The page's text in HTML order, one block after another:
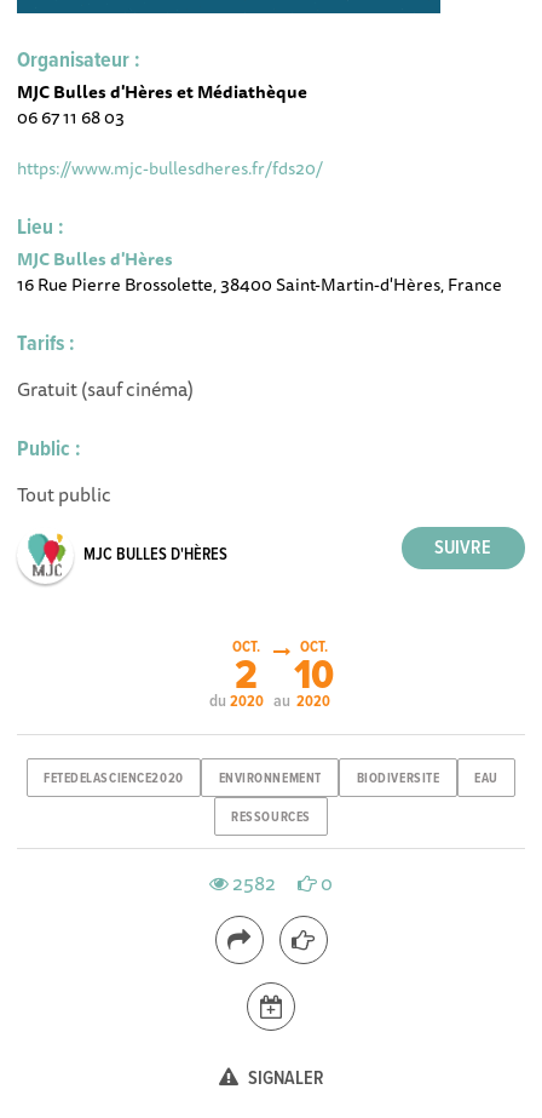
Organisateur :
MJC Bulles d'Hères et Médiathèque
06 67 11 68 03
https://www.mjc-bullesdheres.fr/fds20/
Lieu :
MJC Bulles d'Hères
16 Rue Pierre Brossolette, 38400 Saint-Martin-d'Hères, France
Tarifs :
Gratuit (sauf cinéma)
Public :
Tout public
MJC BULLES D'HÈRES
du
OCT.
2
2020 au
OCT.
10
2020
FETEDELASCIENCE2020 ENVIRONNEMENT BIODIVERSITE EAU
RESSOURCES
2582 0
SIGNALER